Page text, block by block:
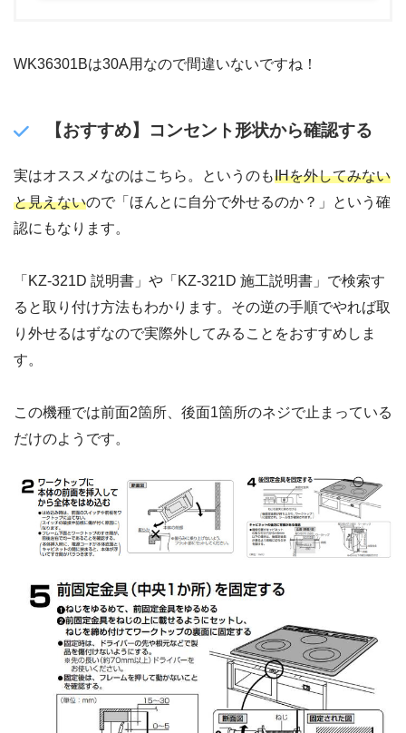
WK36301Bは30A用なので間違いないですね！
【おすすめ】コンセント形状から確認する
実はオススメなのはこちら。というのもIHを外してみない
と見えないので「ほんとに自分で外せるのか？」という確
認にもなります。
「KZ-321D 説明書」や「KZ-321D 施工説明書」で検索す
ると取り付け方法もわかります。その逆の手順でやれば取
り外せるはずなので実際外してみることをおすすめしま
す。
この機種では前面2箇所、後面1箇所のネジで止まっている
だけのようです。